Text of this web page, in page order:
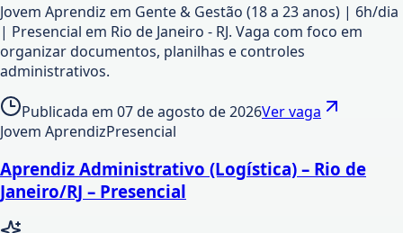
Jovem Aprendiz em Gente & Gestão (18 a 23 anos) | 6h/dia
| Presencial em Rio de Janeiro - RJ. Vaga com foco em
organizar documentos, planilhas e controles
administrativos.
Publicada em 07 de agosto de 2026Ver vaga
Jovem AprendizPresencial
Aprendiz Administrativo (Logística) – Rio de
Janeiro/RJ – Presencial